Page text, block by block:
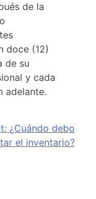
de la
doce (12)
de su
y cada
adelante.
¿Cuándo debo
el inventario?